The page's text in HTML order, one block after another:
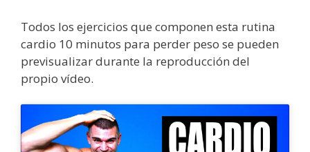
Todos los ejercicios que componen esta rutina
cardio 10 minutos para perder peso se pueden
previsualizar durante la reproducción del
propio vídeo.